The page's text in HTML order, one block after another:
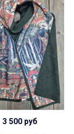
3 500 руб